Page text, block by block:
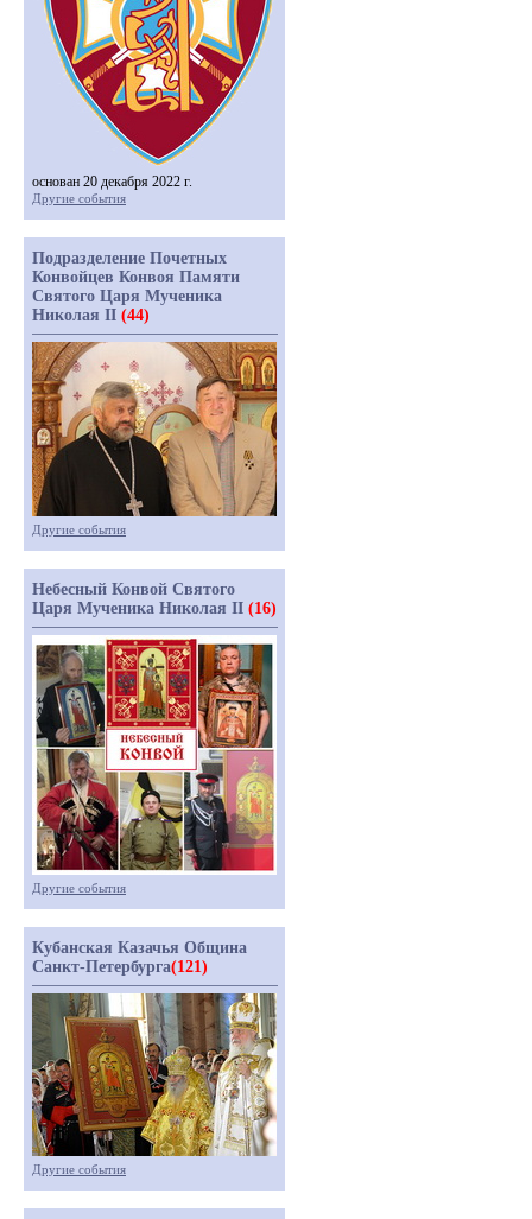
основан 20 декабря 2022 г.
Другие события
Подразделение Почетных
Конвойцев Конвоя Памяти
Святого Царя Мученика
Николая II (44)
Другие события
Небесный Конвой Святого
Царя Мученика Николая II (16)
Другие события
Кубанская Казачья Община
Санкт-Петербурга(121)
Другие события